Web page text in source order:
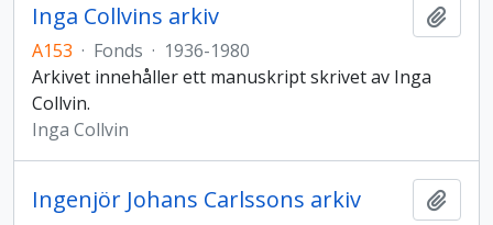
Inga Collvins arkiv
A153 · Fonds · 1936-1980
Arkivet innehåller ett manuskript skrivet av Inga
Collvin.
Inga Collvin
Ingenjör Johans Carlssons arkiv